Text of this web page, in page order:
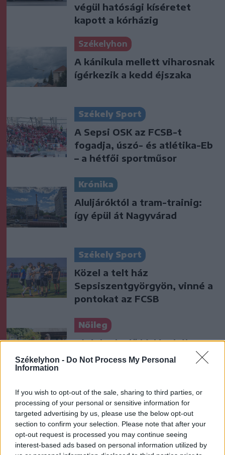
Székelyhon - Do Not Process My Personal
Information
If you wish to opt-out of the sale, sharing to third parties, or
processing of your personal or sensitive information for
targeted advertising by us, please use the below opt-out
section to confirm your selection. Please note that after your
opt-out request is processed you may continue seeing
interest-based ads based on personal information utilized by
végül hatósági kíséretet
kapott a kórházig
Székelyhon
A kánikula mellett viharosnak
ígérkezik a kedd éjszaka
Székely Sport
A Sepsi OSK az FCSB-t
fogadja, úszó- és atlétika-Eb
– a hétfői sportműsor
Krónika
Aluljáróktól a tram-trainig:
így épül át Nagyvárad
Székely Sport
Közel a telt ház
Sepsiszentgyörgyön, vinné a
pontokat az FCSB
Nőileg
Virágkedvelő kislányból
„influenszer-füvesasszony”: